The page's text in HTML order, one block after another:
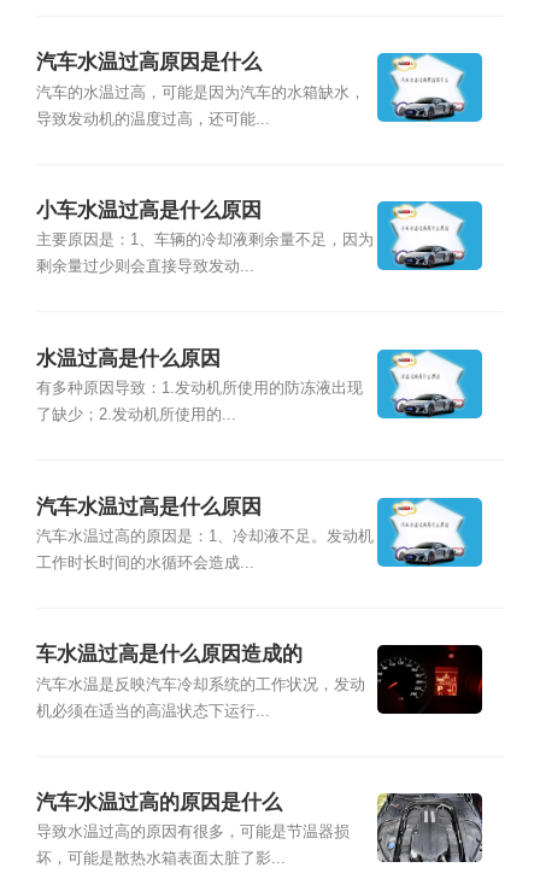
汽车水温过高原因是什么
汽车的水温过高，可能是因为汽车的水箱缺水，
导致发动机的温度过高，还可能...
小车水温过高是什么原因
主要原因是：1、车辆的冷却液剩余量不足，因为
剩余量过少则会直接导致发动...
水温过高是什么原因
有多种原因导致：1.发动机所使用的防冻液出现
了缺少；2.发动机所使用的...
汽车水温过高是什么原因
汽车水温过高的原因是：1、冷却液不足。发动机
工作时长时间的水循环会造成...
车水温过高是什么原因造成的
汽车水温是反映汽车冷却系统的工作状况，发动
机必须在适当的高温状态下运行...
汽车水温过高的原因是什么
导致水温过高的原因有很多，可能是节温器损
坏，可能是散热水箱表面太脏了影...